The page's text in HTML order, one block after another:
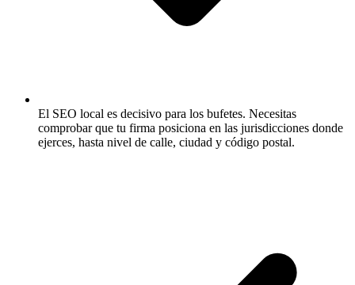
El SEO local es decisivo para los bufetes. Necesitas
comprobar que tu firma posiciona en las jurisdicciones donde
ejerces, hasta nivel de calle, ciudad y código postal.